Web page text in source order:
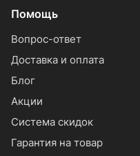
Помощь
Вопрос-ответ
Доставка и оплата
Блог
Акции
Система скидок
Гарантия на товар